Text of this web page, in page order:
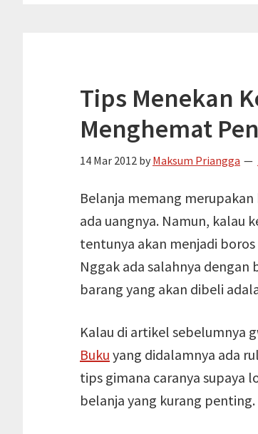
Tips Menekan
Menghemat
14 Mar 2012 by Maksum Priangga
Belanja memang
ada uangnya. Namun, kalau
tentunya akan menjadi
Nggak ada salahnya dengan
barang yang akan dibeli
Kalau di artikel sebelumnya
Buku yang didalamnya ada
tips gimana caranya supaya
belanja yang kurang penting.